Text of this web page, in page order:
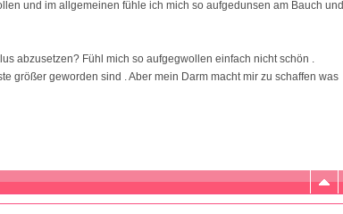
und im allgemeinen fühle ich mich so aufgedunsen am Bauch und
abzusetzen? Fühl mich so aufgegwollen einfach nicht schön .
größer geworden sind . Aber mein Darm macht mir zu schaffen was